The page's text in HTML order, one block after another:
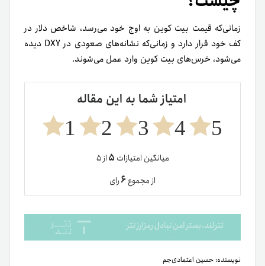
زمانی‌که قیمت بیت کوین به اوج خود می‌رسد، شاخص دلار در
کف خود قرار دارد و زمانی‌که نشانه‌های صعودی در DXY دیده
می‌شود، خرس‌های بیت کوین وارد عمل می‌شوند.
امتیاز شما به این مقاله
5
4
3
2
1
میانگین امتیازات ۵از ۵
از مجموع۶رای
نویسنده: حسین اعتمادی‌جم